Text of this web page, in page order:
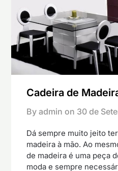
Cadeira de
By admin on 30 de
Dá sempre muito jeito
madeira à mão. Ao
de madeira é uma peça
moda e sempre